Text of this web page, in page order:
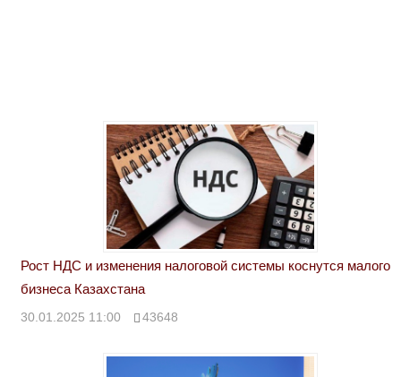
Рост НДС и изменения налоговой системы коснутся малого
бизнеса Казахстана
30.01.2025 11:00 43648